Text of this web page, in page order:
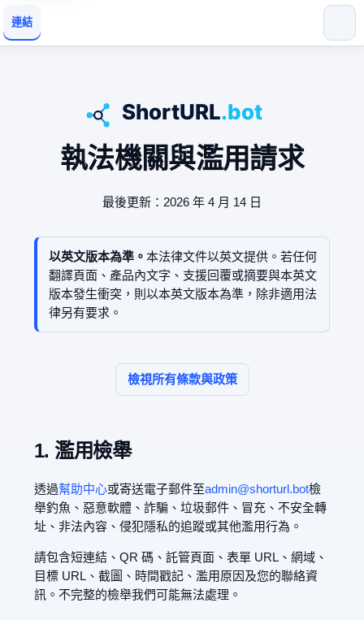
連結
執法機關與濫用請求
最後更新：2026 年 4 月 14 日
以英文版本為準。 本法律文件以英文提供。若任何
翻譯頁面、產品內文字、支援回覆或摘要與本英文
版本發生衝突，則以本英文版本為準，除非適用法
律另有要求。
檢視所有條款與政策
1. 濫用檢舉
透過幫助中心或寄送電子郵件至admin@shorturl.bot檢
舉釣魚、惡意軟體、詐騙、垃圾郵件、冒充、不安全轉
址、非法內容、侵犯隱私的追蹤或其他濫用行為。
請包含短連結、QR 碼、託管頁面、表單 URL、網域、
目標 URL、截圖、時間戳記、濫用原因及您的聯絡資
訊。不完整的檢舉我們可能無法處理。